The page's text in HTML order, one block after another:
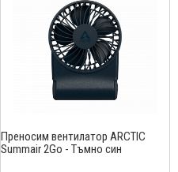
Преносим вентилатор ARCTIC
Summair 2Go - Тъмно син